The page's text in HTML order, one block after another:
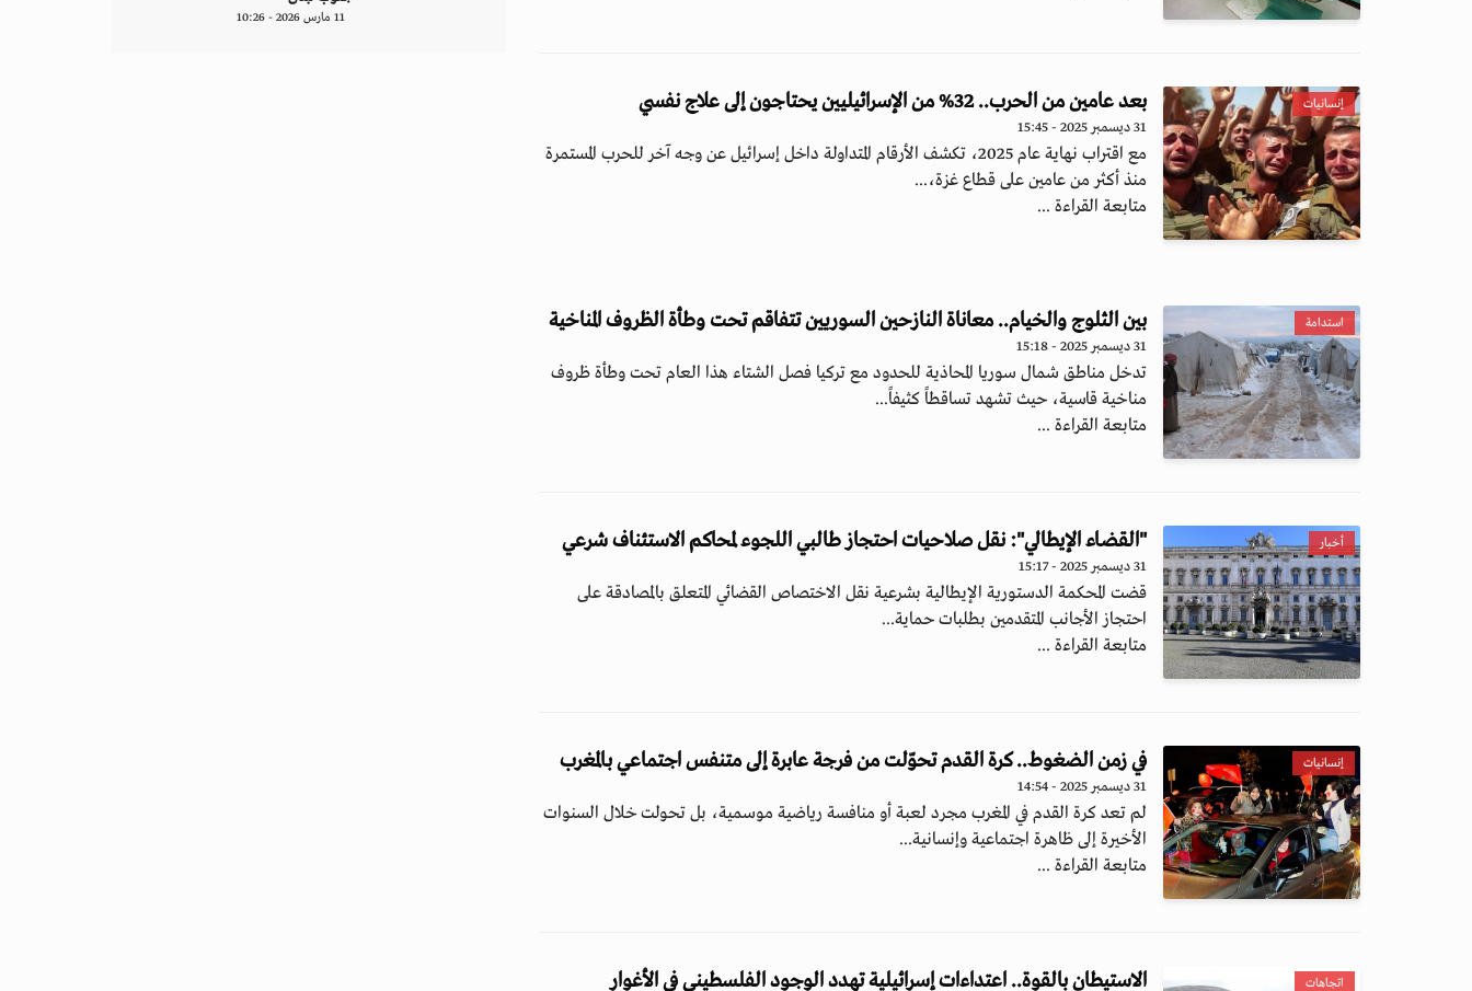
إنسانيات بعد عامين من الحرب.. 32% من الإسرائيليين يحتاجون إلى علاج نفسي
31 ديسمبر 2025 - 15:45
مع اقتراب نهاية عام 2025، تكشف الأرقام المتداولة داخل إسرائيل عن وجه آخر للحرب المستمرة
منذ أكثر من عامين على قطاع غزة،...
متابعة القراءة ...
استدامة بين الثلوج والخيام.. معاناة النازحين السوريين تتفاقم تحت وطأة الظروف المناخية
31 ديسمبر 2025 - 15:18
تدخل مناطق شمال سوريا المحاذية للحدود مع تركيا فصل الشتاء هذا العام تحت وطأة ظروف
مناخية قاسية، حيث تشهد تساقطاً كثيفاً...
متابعة القراءة ...
أخبار "القضاء الإيطالي": نقل صلاحيات احتجاز طالبي اللجوء لمحاكم الاستئناف شرعي
31 ديسمبر 2025 - 15:17
قضت المحكمة الدستورية الإيطالية بشرعية نقل الاختصاص القضائي المتعلق بالمصادقة على
احتجاز الأجانب المتقدمين بطلبات حماية...
متابعة القراءة ...
إنسانيات في زمن الضغوط.. كرة القدم تحوّلت من فرجة عابرة إلى متنفس اجتماعي بالمغرب
31 ديسمبر 2025 - 14:54
لم تعد كرة القدم في المغرب مجرد لعبة أو منافسة رياضية موسمية، بل تحولت خلال السنوات
الأخيرة إلى ظاهرة اجتماعية وإنسانية...
متابعة القراءة ...
اتجاهات الاستيطان بالقوة.. اعتداءات إسرائيلية تهدد الوجود الفلسطيني في الأغوار
11 مارس 2026 - 10:26